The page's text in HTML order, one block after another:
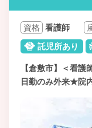
資格 看護師
託児所あり
【倉敷市】＜看
日勤のみ外来★院